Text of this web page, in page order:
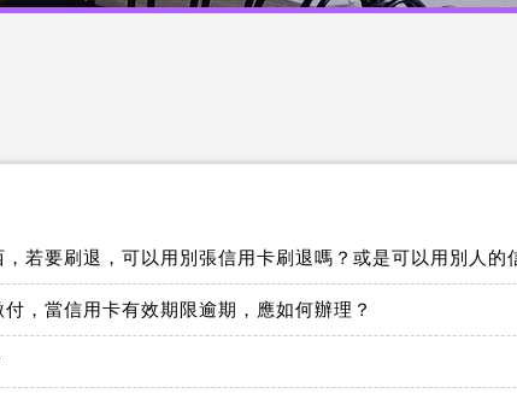
若要刷退，可以用別張信用卡刷退嗎？或是可以用別人的
，當信用卡有效期限逾期，應如何辦理？